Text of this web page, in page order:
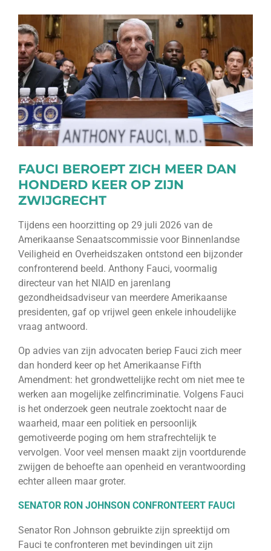
FAUCI BEROEPT ZICH MEER DAN
HONDERD KEER OP ZIJN
ZWIJGRECHT
Tijdens een hoorzitting op 29 juli 2026 van de
Amerikaanse Senaatscommissie voor Binnenlandse
Veiligheid en Overheidszaken ontstond een bijzonder
confronterend beeld. Anthony Fauci, voormalig
directeur van het NIAID en jarenlang
gezondheidsadviseur van meerdere Amerikaanse
presidenten, gaf op vrijwel geen enkele inhoudelijke
vraag antwoord.
Op advies van zijn advocaten beriep Fauci zich meer
dan honderd keer op het Amerikaanse Fifth
Amendment: het grondwettelijke recht om niet mee te
werken aan mogelijke zelfincriminatie. Volgens Fauci
is het onderzoek geen neutrale zoektocht naar de
waarheid, maar een politiek en persoonlijk
gemotiveerde poging om hem strafrechtelijk te
vervolgen. Voor veel mensen maakt zijn voortdurende
zwijgen de behoefte aan openheid en verantwoording
echter alleen maar groter.
SENATOR RON JOHNSON CONFRONTEERT FAUCI
Senator Ron Johnson gebruikte zijn spreektijd om
Fauci te confronteren met bevindingen uit zijn